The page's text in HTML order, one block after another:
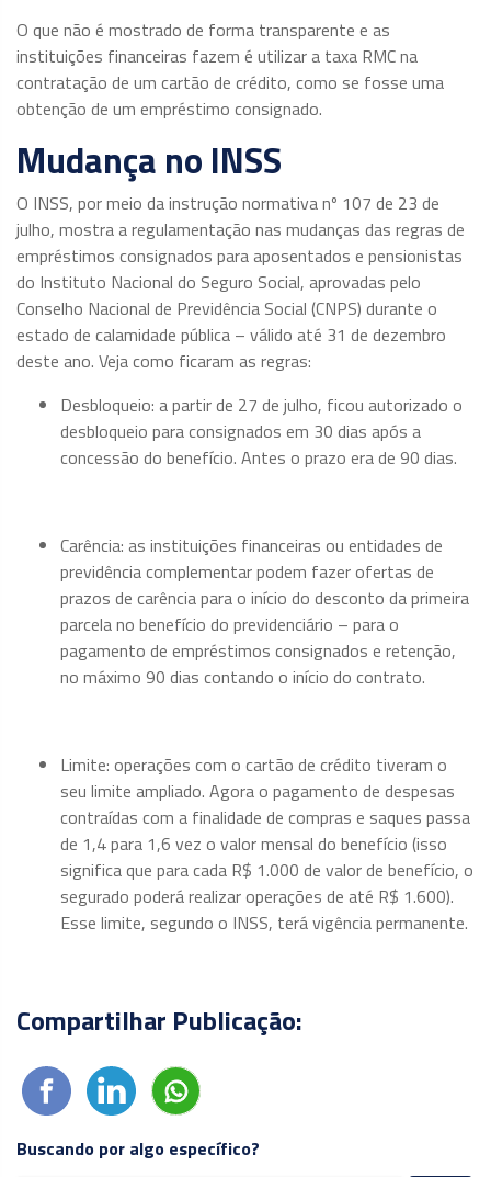
O que não é mostrado de forma transparente e as
instituições financeiras fazem é utilizar a taxa RMC na
contratação de um cartão de crédito, como se fosse uma
obtenção de um empréstimo consignado.
Mudança no INSS
O INSS, por meio da instrução normativa nº 107 de 23 de
julho, mostra a regulamentação nas mudanças das regras de
empréstimos consignados para aposentados e pensionistas
do Instituto Nacional do Seguro Social, aprovadas pelo
Conselho Nacional de Previdência Social (CNPS) durante o
estado de calamidade pública – válido até 31 de dezembro
deste ano. Veja como ficaram as regras:
Desbloqueio: a partir de 27 de julho, ficou autorizado o
desbloqueio para consignados em 30 dias após a
concessão do benefício. Antes o prazo era de 90 dias.
Carência: as instituições financeiras ou entidades de
previdência complementar podem fazer ofertas de
prazos de carência para o início do desconto da primeira
parcela no benefício do previdenciário – para o
pagamento de empréstimos consignados e retenção,
no máximo 90 dias contando o início do contrato.
Limite: operações com o cartão de crédito tiveram o
seu limite ampliado. Agora o pagamento de despesas
contraídas com a finalidade de compras e saques passa
de 1,4 para 1,6 vez o valor mensal do benefício (isso
significa que para cada R$ 1.000 de valor de benefício, o
segurado poderá realizar operações de até R$ 1.600).
Esse limite, segundo o INSS, terá vigência permanente.
Compartilhar Publicação:
Buscando por algo específico?